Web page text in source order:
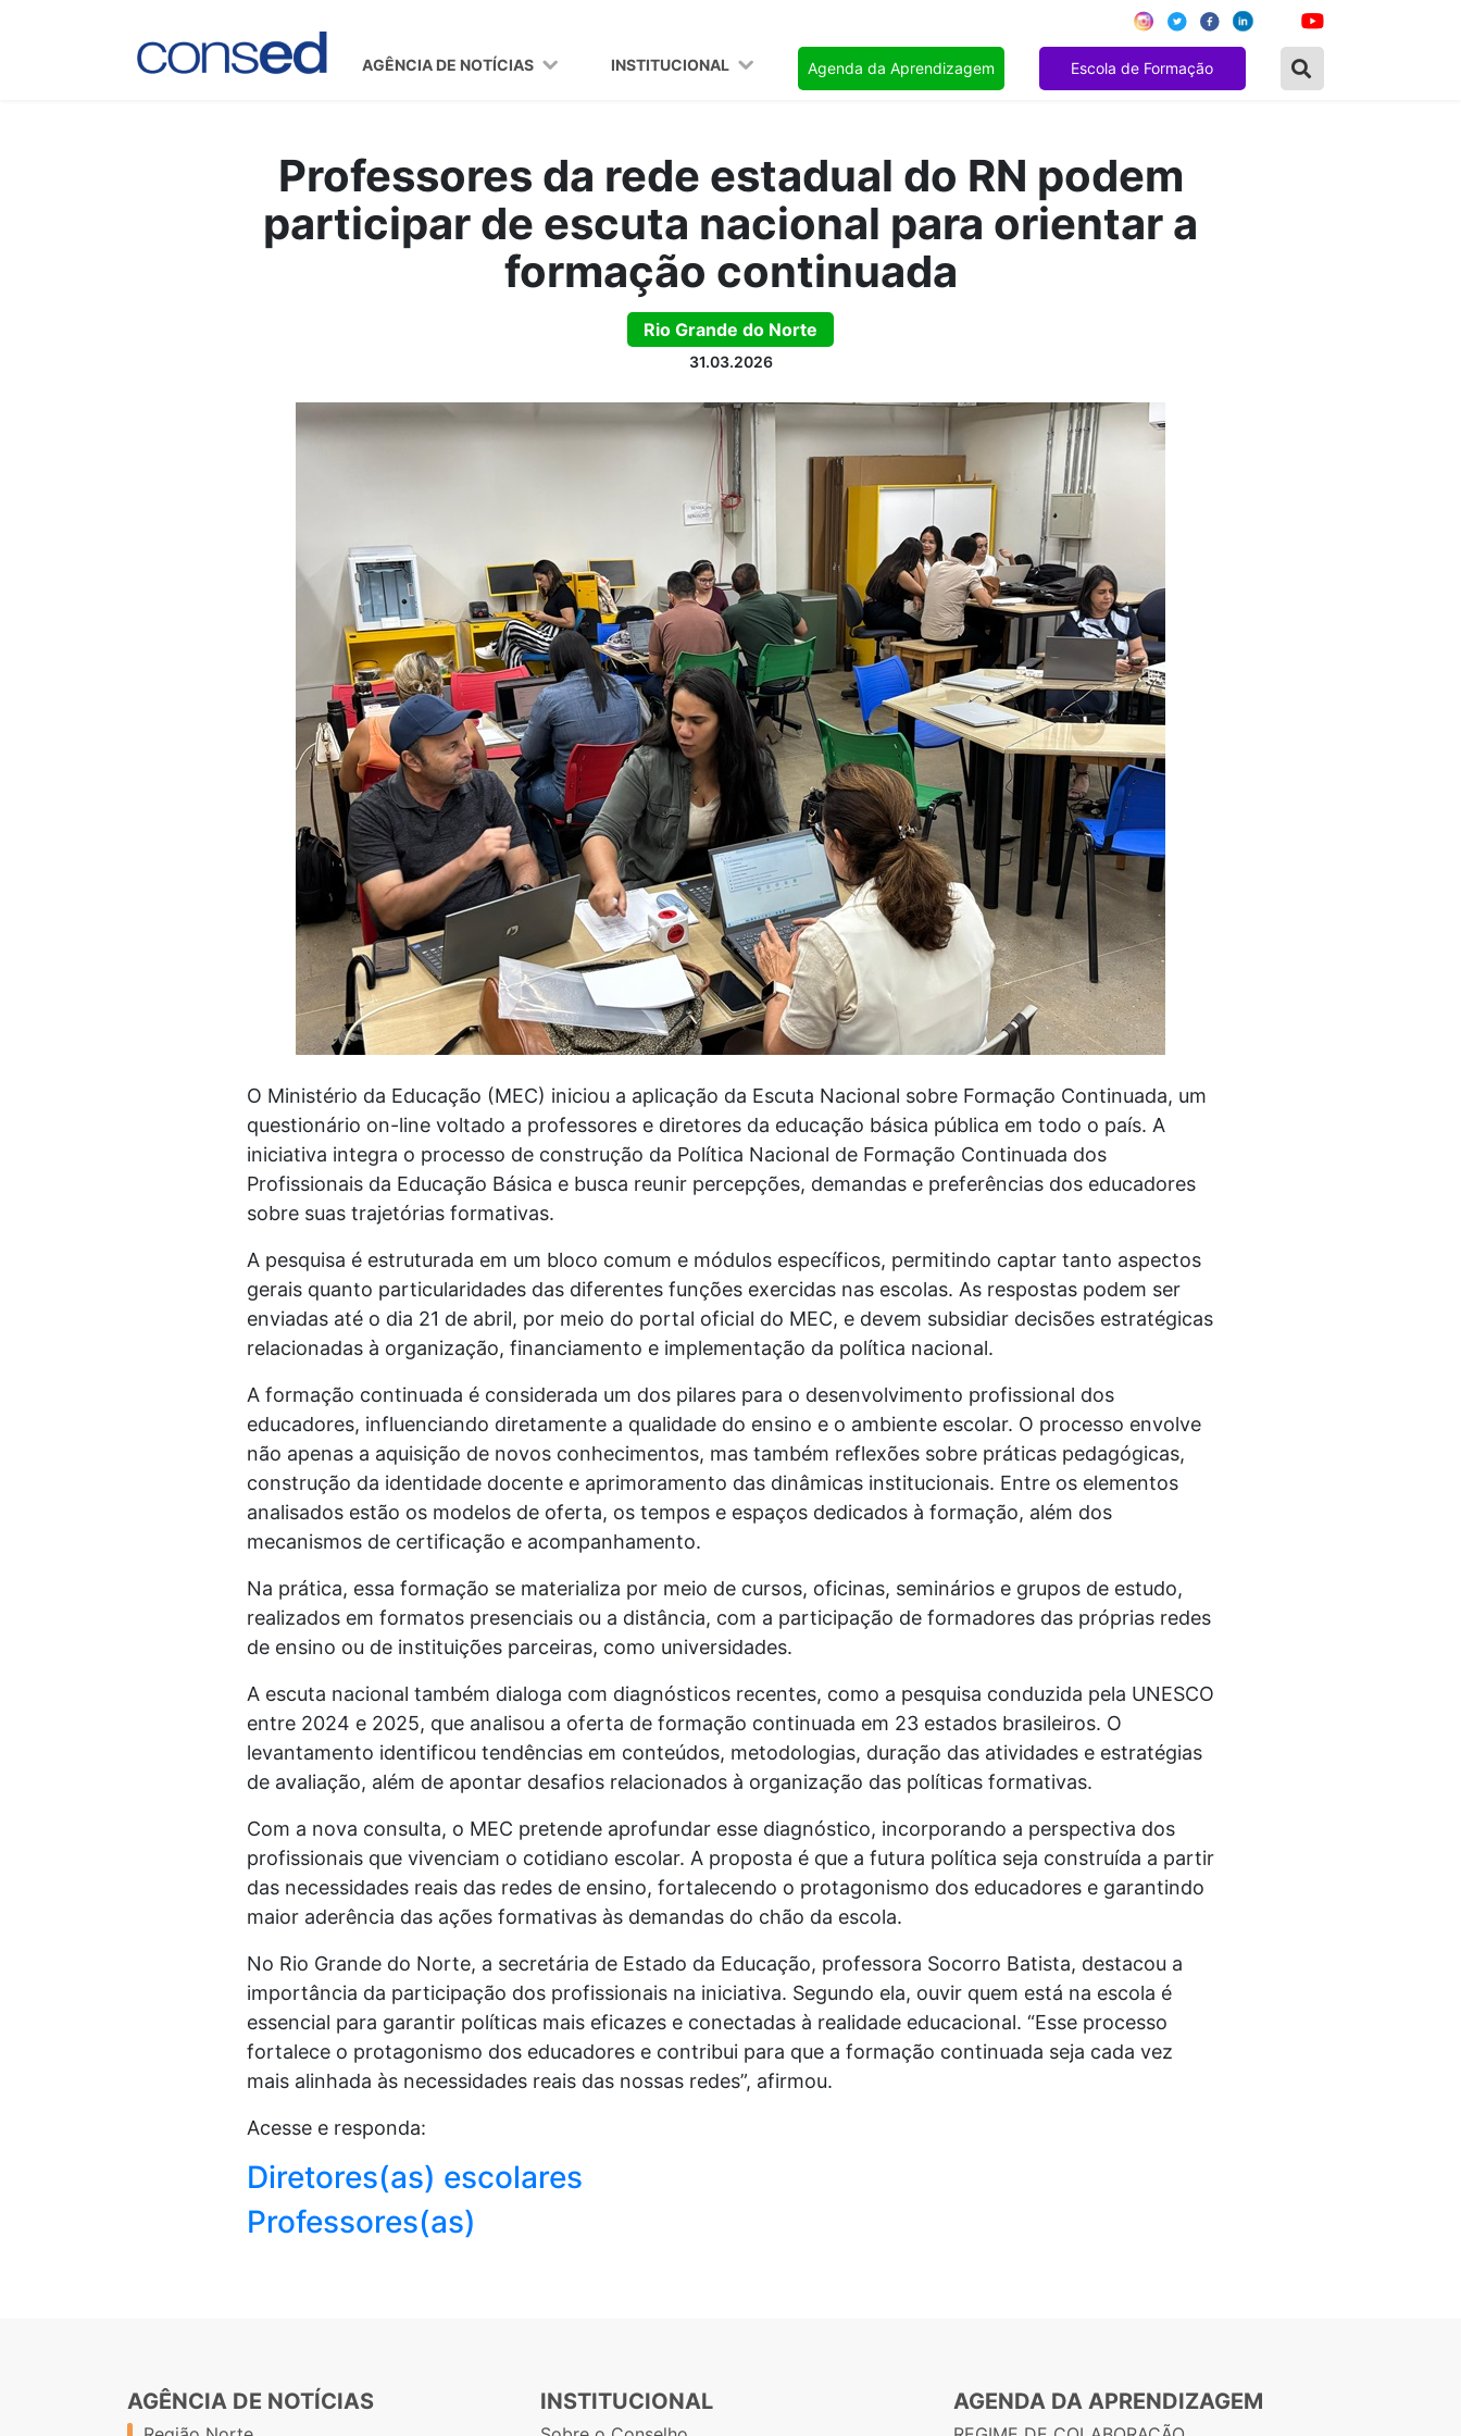
AGÊNCIA DE NOTÍCIAS INSTITUCIONAL Agenda da Aprendizagem Escola de Formação
Professores da rede estadual do RN podem
participar de escuta nacional para orientar a
formação continuada
Rio Grande do Norte
31.03.2026
O Ministério da Educação (MEC) iniciou a aplicação da Escuta Nacional sobre Formação Continuada, um
questionário on-line voltado a professores e diretores da educação básica pública em todo o país. A
iniciativa integra o processo de construção da Política Nacional de Formação Continuada dos
Profissionais da Educação Básica e busca reunir percepções, demandas e preferências dos educadores
sobre suas trajetórias formativas.
A pesquisa é estruturada em um bloco comum e módulos específicos, permitindo captar tanto aspectos
gerais quanto particularidades das diferentes funções exercidas nas escolas. As respostas podem ser
enviadas até o dia 21 de abril, por meio do portal oficial do MEC, e devem subsidiar decisões estratégicas
relacionadas à organização, financiamento e implementação da política nacional.
A formação continuada é considerada um dos pilares para o desenvolvimento profissional dos
educadores, influenciando diretamente a qualidade do ensino e o ambiente escolar. O processo envolve
não apenas a aquisição de novos conhecimentos, mas também reflexões sobre práticas pedagógicas,
construção da identidade docente e aprimoramento das dinâmicas institucionais. Entre os elementos
analisados estão os modelos de oferta, os tempos e espaços dedicados à formação, além dos
mecanismos de certificação e acompanhamento.
Na prática, essa formação se materializa por meio de cursos, oficinas, seminários e grupos de estudo,
realizados em formatos presenciais ou a distância, com a participação de formadores das próprias redes
de ensino ou de instituições parceiras, como universidades.
A escuta nacional também dialoga com diagnósticos recentes, como a pesquisa conduzida pela UNESCO
entre 2024 e 2025, que analisou a oferta de formação continuada em 23 estados brasileiros. O
levantamento identificou tendências em conteúdos, metodologias, duração das atividades e estratégias
de avaliação, além de apontar desafios relacionados à organização das políticas formativas.
Com a nova consulta, o MEC pretende aprofundar esse diagnóstico, incorporando a perspectiva dos
profissionais que vivenciam o cotidiano escolar. A proposta é que a futura política seja construída a partir
das necessidades reais das redes de ensino, fortalecendo o protagonismo dos educadores e garantindo
maior aderência das ações formativas às demandas do chão da escola.
No Rio Grande do Norte, a secretária de Estado da Educação, professora Socorro Batista, destacou a
importância da participação dos profissionais na iniciativa. Segundo ela, ouvir quem está na escola é
essencial para garantir políticas mais eficazes e conectadas à realidade educacional. “Esse processo
fortalece o protagonismo dos educadores e contribui para que a formação continuada seja cada vez
mais alinhada às necessidades reais das nossas redes”, afirmou.
Acesse e responda:
Diretores(as) escolares
Professores(as)
AGÊNCIA DE NOTÍCIAS INSTITUCIONAL AGENDA DA APRENDIZAGEM